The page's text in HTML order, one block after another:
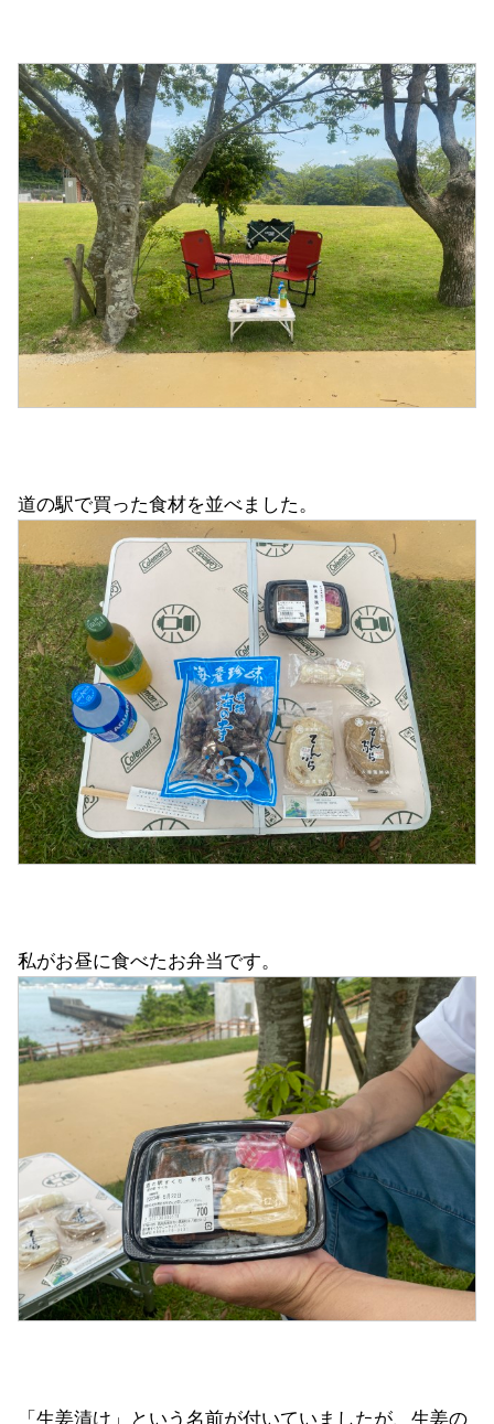
道の駅で買った食材を並べました。
私がお昼に食べたお弁当です。
「生姜漬け」という名前が付いていましたが、生姜の